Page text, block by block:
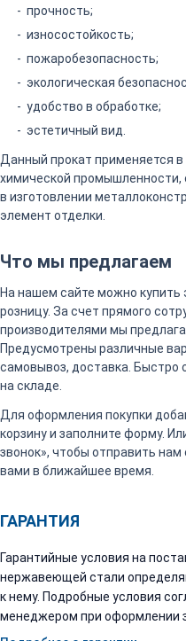
прочность;
износостойкость;
пожаробезопасность;
экологическая
удобство в обработке;
эстетичный вид.
Данный прокат применяется
химической промышленности,
в изготовлении
элемент отделки.
Что мы предлагаем
На нашем сайте можно купить
розницу. За счет прямого
производителями мы
Предусмотрены различные
самовывоз, доставка. Быстро
на складе.
Для оформления покупки
корзину и заполните форму.
звонок», чтобы отправить
вами в ближайшее время.
ГАРАНТИЯ
Гарантийные условия на
нержавеющей стали
к нему. Подробные условия
менеджером при оформлении